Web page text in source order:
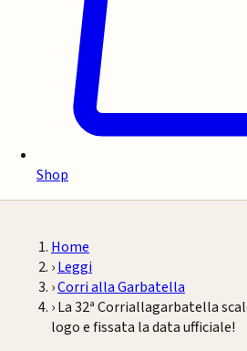
Shop
Home
›Leggi
›Corri alla Garbatella
›La 32ª Corriallagarbatella
logo e fissata la data ufficiale!